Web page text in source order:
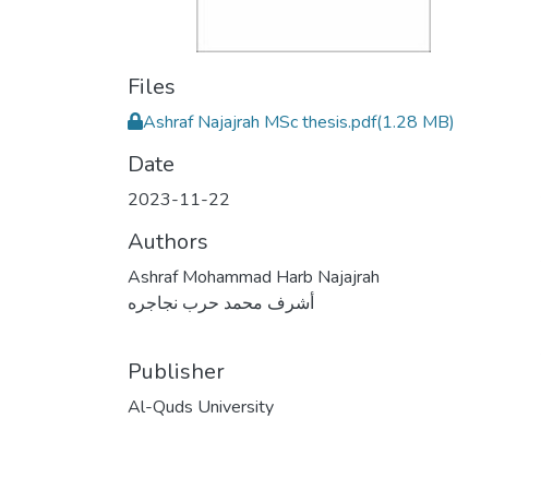
Files
Ashraf Najajrah MSc thesis.pdf(1.28 MB)
Date
2023-11-22
Authors
Ashraf Mohammad Harb Najajrah
أشرف محمد حرب نجاجره
Publisher
Al-Quds University